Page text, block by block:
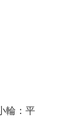
輪：平